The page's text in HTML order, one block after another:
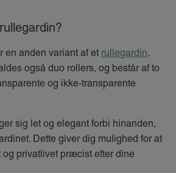
en anden variant af et rullegardin.
også duo rollers, og består af to
og ikke-transparente
sig let og elegant forbi hinanden,
Dette giver dig mulighed for at
privatlivet præcist efter dine